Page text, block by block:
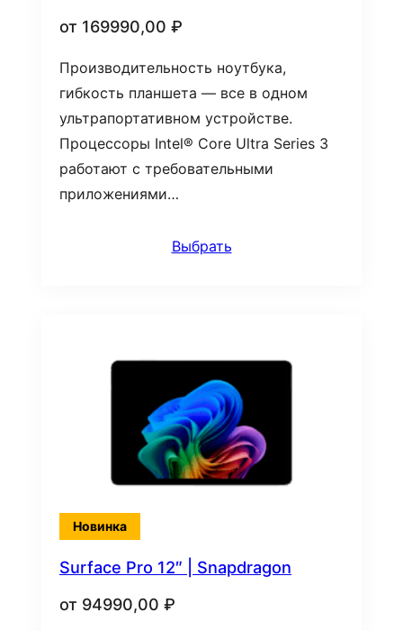
от 169990,00 ₽
Производительность ноутбука,
гибкость планшета — все в одном
ультрапортативном устройстве.
Процессоры Intel® Core Ultra Series 3
работают с требовательными
приложениями…
Выбрать
Новинка
Surface Pro 12″ | Snapdragon
от 94990,00 ₽